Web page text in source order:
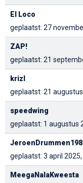
El Loco
geplaatst: 27
ZAP!
geplaatst: 21
krizl
geplaatst: 21
speedwing
geplaatst: 1 augustus
geplaatst: 3 april
MeegaNalaKweesta